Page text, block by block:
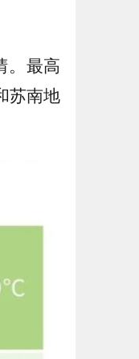
。最高
苏南地